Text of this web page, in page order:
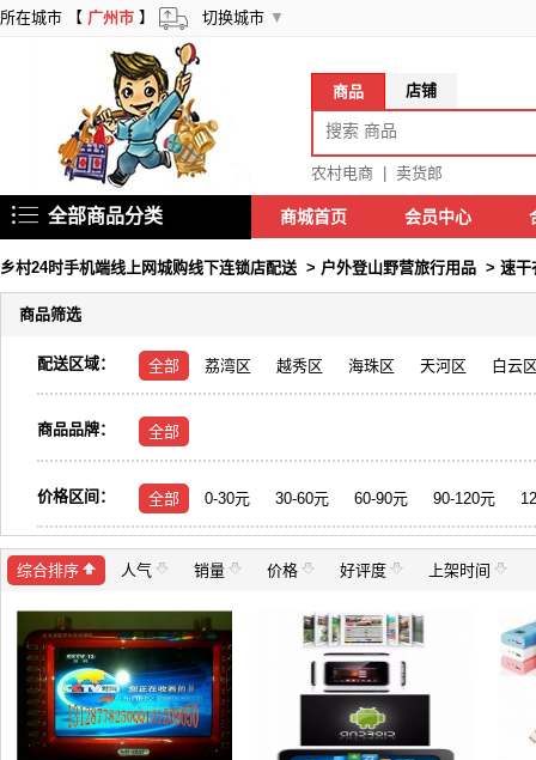
所在城市 【 广州市 】 切换城市 ▼
商品 店铺
农村电商 卖货郎
全部商品分类 商城首页 会员中心
乡村24时手机端线上网城购线下连锁店配送 > 户外登山野营旅行用品 > 速干
商品筛选
配送区域： 全部 荔湾区 越秀区 海珠区 天河区 白云
商品品牌： 全部
价格区间： 全部 0-30元 30-60元 60-90元 90-120元
综合排序 人气 销量 价格 好评度 上架时间